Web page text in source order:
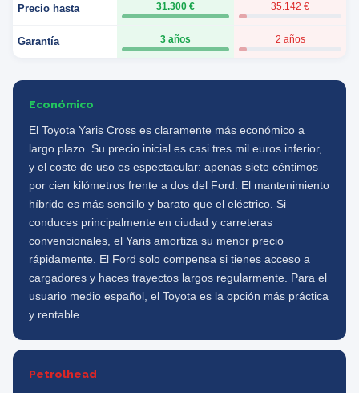
Precio hasta 31.300 € 35.142 €
Garantía 3 años 2 años
Económico
El Toyota Yaris Cross es claramente más económico a
largo plazo. Su precio inicial es casi tres mil euros inferior,
y el coste de uso es espectacular: apenas siete céntimos
por cien kilómetros frente a dos del Ford. El mantenimiento
híbrido es más sencillo y barato que el eléctrico. Si
conduces principalmente en ciudad y carreteras
convencionales, el Yaris amortiza su menor precio
rápidamente. El Ford solo compensa si tienes acceso a
cargadores y haces trayectos largos regularmente. Para el
usuario medio español, el Toyota es la opción más práctica
y rentable.
Petrolhead